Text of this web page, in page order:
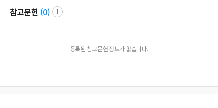
참고문헌 (0)
등록된 참고문헌 정보가 없습니다.